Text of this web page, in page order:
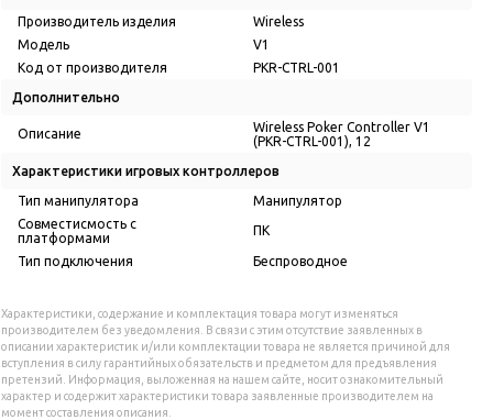
Производитель изделия
Wireless
Модель
V1
Код от производителя
PKR-CTRL-001
Дополнительно
Описание
Wireless Poker Controller V1
(PKR-CTRL-001), 12
Характеристики игровых контроллеров
Тип манипулятора
Манипулятор
Совместисмость с
платформами
ПК
Тип подключения Беспроводное
Характеристики, содержание и комплектация товара могут изменяться
производителем без уведомления. В связи с этим отсутствие заявленных в
описании характеристик и/или комплектации товара не является причиной для
вступления в силу гарантийных обязательств и предметом для предъявления
претензий. Информация, выложенная на нашем сайте, носит ознакомительный
характер и содержит характеристики товара заявленные производителем на
момент составления описания.